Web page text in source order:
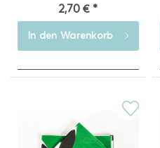
2,70 € *
In den Warenkorb